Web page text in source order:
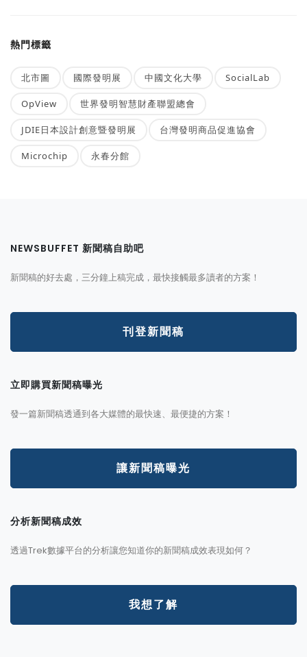
熱門標籤
北市圖 國際發明展 中國文化大學 SocialLab
OpView 世界發明智慧財產聯盟總會
JDIE日本設計創意暨發明展 台灣發明商品促進協會
Microchip 永春分館
NEWSBUFFET 新聞稿自助吧
新聞稿的好去處，三分鐘上稿完成，最快接觸最多讀者的方案！
刊登新聞稿
立即購買新聞稿曝光
發一篇新聞稿透通到各大媒體的最快速、最便捷的方案！
讓新聞稿曝光
分析新聞稿成效
透過Trek數據平台的分析讓您知道你的新聞稿成效表現如何？
我想了解